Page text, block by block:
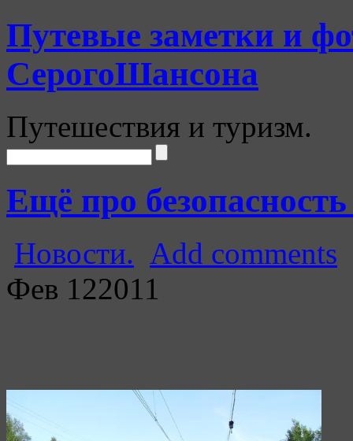
Путевые заметки и
СерогоШансона
Путешествия и туризм.
Ещё про
Новости. Add comments
Фев 122011